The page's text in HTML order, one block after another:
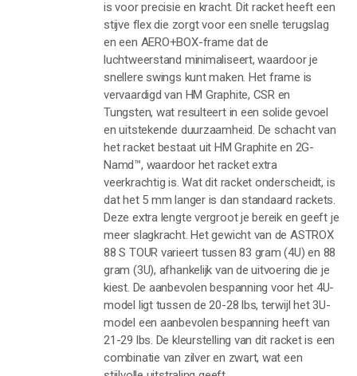
is voor precisie en kracht. Dit racket heeft een
stijve flex die zorgt voor een snelle terugslag
en een AERO+BOX-frame dat de
luchtweerstand minimaliseert, waardoor je
snellere swings kunt maken. Het frame is
vervaardigd van HM Graphite, CSR en
Tungsten, wat resulteert in een solide gevoel
en uitstekende duurzaamheid. De schacht van
het racket bestaat uit HM Graphite en 2G-
Namd™, waardoor het racket extra
veerkrachtig is. Wat dit racket onderscheidt, is
dat het 5 mm langer is dan standaard rackets.
Deze extra lengte vergroot je bereik en geeft je
meer slagkracht. Het gewicht van de ASTROX
88 S TOUR varieert tussen 83 gram (4U) en 88
gram (3U), afhankelijk van de uitvoering die je
kiest. De aanbevolen bespanning voor het 4U-
model ligt tussen de 20-28 lbs, terwijl het 3U-
model een aanbevolen bespanning heeft van
21-29 lbs. De kleurstelling van dit racket is een
combinatie van zilver en zwart, wat een